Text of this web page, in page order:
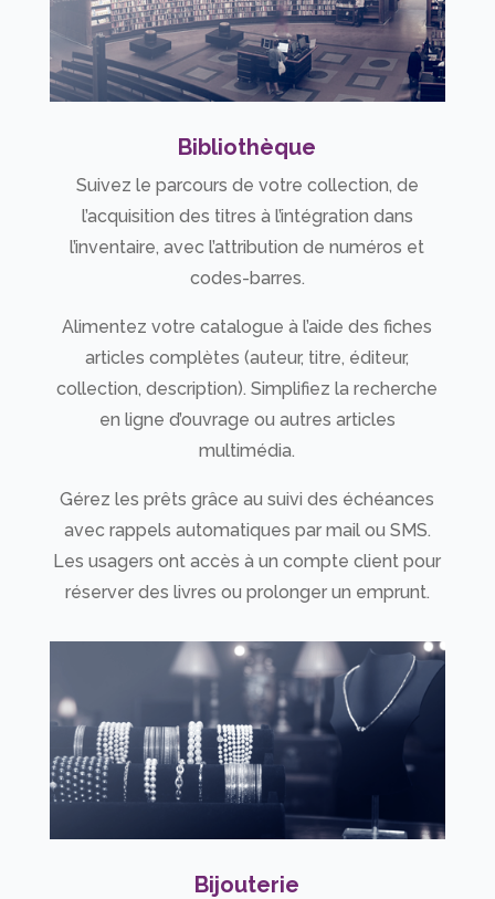
Bibliothèque
Suivez le parcours de votre collection, de
l’acquisition des titres à l’intégration dans
l’inventaire, avec l’attribution de numéros et
codes-barres.
Alimentez votre catalogue à l’aide des fiches
articles complètes (auteur, titre, éditeur,
collection, description). Simplifiez la recherche
en ligne d’ouvrage ou autres articles
multimédia.
Gérez les prêts grâce au suivi des échéances
avec rappels automatiques par mail ou SMS.
Les usagers ont accès à un compte client pour
réserver des livres ou prolonger un emprunt.
Bijouterie